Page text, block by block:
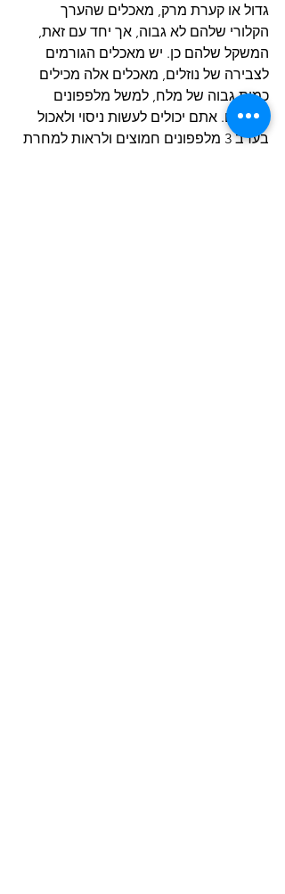
גדול או קערת מרק, מאכלים שהערך
הקלורי שלהם לא גבוה, אך יחד עם זאת,
המשקל שלהם כן. יש מאכלים הגורמים
לצבירה של נוזלים, מאכלים אלה מכילים
כמות גבוה של מלח, למשל מלפפונים
חמוצים. אתם יכולים לעשות ניסוי ולאכול
בערב 3 מלפפונים חמוצים ולראות למחרת